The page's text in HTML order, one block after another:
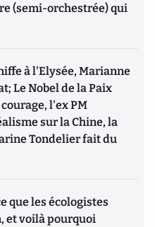
(semi-orchestrée) qui
à l'Elysée, Marianne
Le Nobel de la Paix
l'ex PM
sur la Chine, la
Tondelier fait du
que les écologistes
et voilà pourquoi